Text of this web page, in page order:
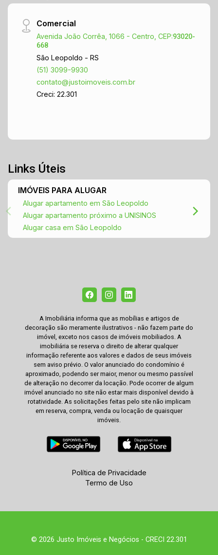
Comercial
Avenida João Corrêa, 1066 - Centro, CEP:93020-
668
São Leopoldo - RS
(51) 3099-9930
contato@justoimoveis.com.br
Creci: 22.301
Links Úteis
IMÓVEIS PARA ALUGAR
Alugar apartamento em São Leopoldo
Alugar apartamento próximo a UNISINOS
Alugar casa em São Leopoldo
A Imobiliária informa que as mobílias e artigos de
decoração são meramente ilustrativos - não fazem parte do
imóvel, exceto nos casos de imóveis mobiliados. A
imobiliária se reserva o direito de alterar qualquer
informação referente aos valores e dados de seus imóveis
sem aviso prévio. O valor anunciado do condomínio é
aproximado, podendo ser maior, menor ou mesmo passível
de alteração no decorrer da locação. Pode ocorrer de algum
imóvel anunciado no site não estar mais disponível devido à
rotatividade. As solicitações feitas pelo site não implicam
em reserva, compra, venda ou locação de quaisquer
imóveis.
Política de Privacidade
Termo de Uso
© 2026 Justo Imóveis e Negócios - CRECI 22.301